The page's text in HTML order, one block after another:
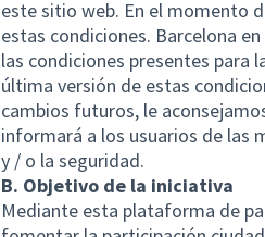
este sitio web. En el momento
estas condiciones. Barcelona
las condiciones presentes para
última versión de estas
cambios futuros, le
informará a los usuarios de las
y / o la seguridad.
B. Objetivo de la iniciativa
Mediante esta plataforma de